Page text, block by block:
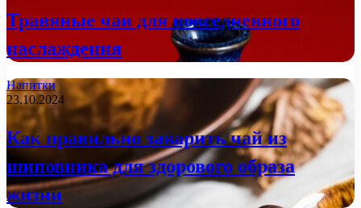
Травяные чаи для повседневного
наслаждения
Напитки
23.10.2024
Как правильно заварить чай из
шиповника для здорового образа
жизни